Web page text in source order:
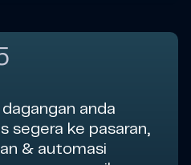
anda
segera ke pasaran,
& automasi